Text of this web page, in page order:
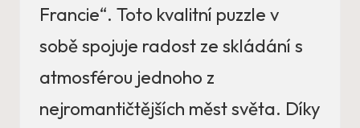
Francie“. Toto kvalitní puzzle v
sobě spojuje radost ze skládání s
atmosférou jednoho z
nejromantičtějších měst světa. Díky